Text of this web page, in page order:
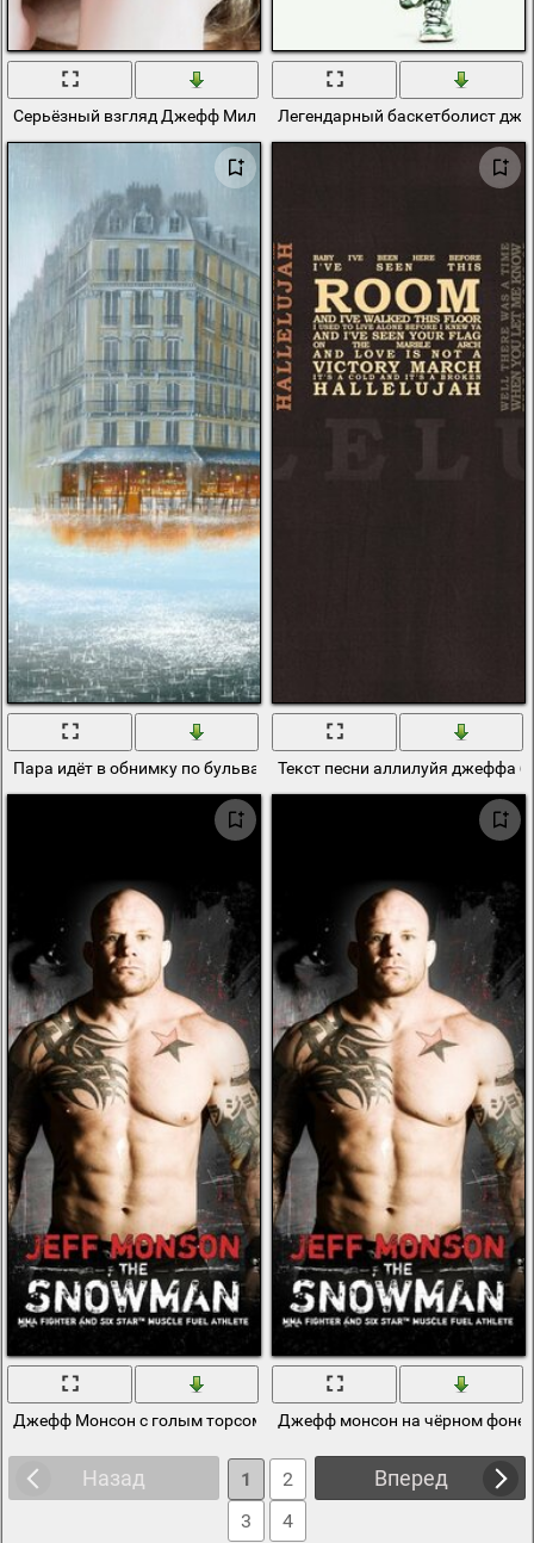
Серьёзный взгляд Джефф Милтон на портретеЛегендарный баскетболист
Пара идёт в обнимку по бульвару под дождём, картина Джеффа
Текст песни аллилуйя джеффа
Джефф Монсон с голым торсом Джефф монсон на чёрном фоне
Назад Вперед
1
2
3
4